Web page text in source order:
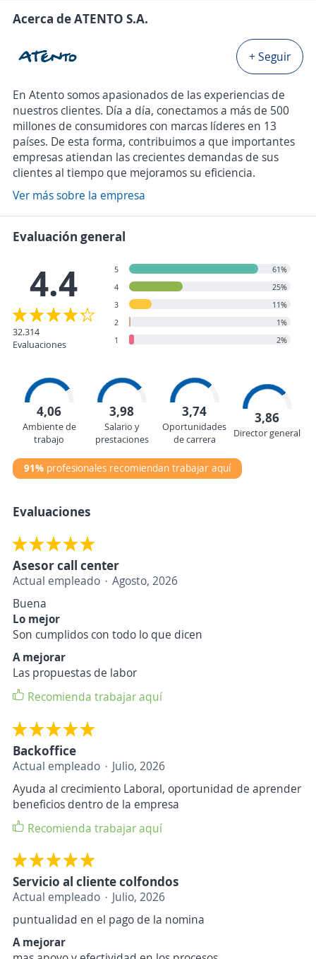
Acerca de ATENTO S.A.
+ Seguir
En Atento somos apasionados de las experiencias de
nuestros clientes. Día a día, conectamos a más de 500
millones de consumidores con marcas líderes en 13
países. De esta forma, contribuimos a que importantes
empresas atiendan las crecientes demandas de sus
clientes al tiempo que mejoramos su eficiencia.
Ver más sobre la empresa
Evaluación general
4.4
32.314
Evaluaciones
5
61%
4
25%
3
11%
2
1%
1
2%
4,06
Ambiente de
trabajo
3,98
Salario y
prestaciones
3,74
Oportunidades
de carrera
3,86
Director general
91% profesionales recomiendan trabajar aquí
Evaluaciones
Asesor call center
Actual empleado
Agosto, 2026
Buena
Lo mejor
Son cumplidos con todo lo que dicen
A mejorar
Las propuestas de labor
Recomienda trabajar aquí
Backoffice
Actual empleado
Julio, 2026
Ayuda al crecimiento Laboral, oportunidad de aprender
beneficios dentro de la empresa
Recomienda trabajar aquí
Servicio al cliente colfondos
Actual empleado
Julio, 2026
puntualidad en el pago de la nomina
A mejorar